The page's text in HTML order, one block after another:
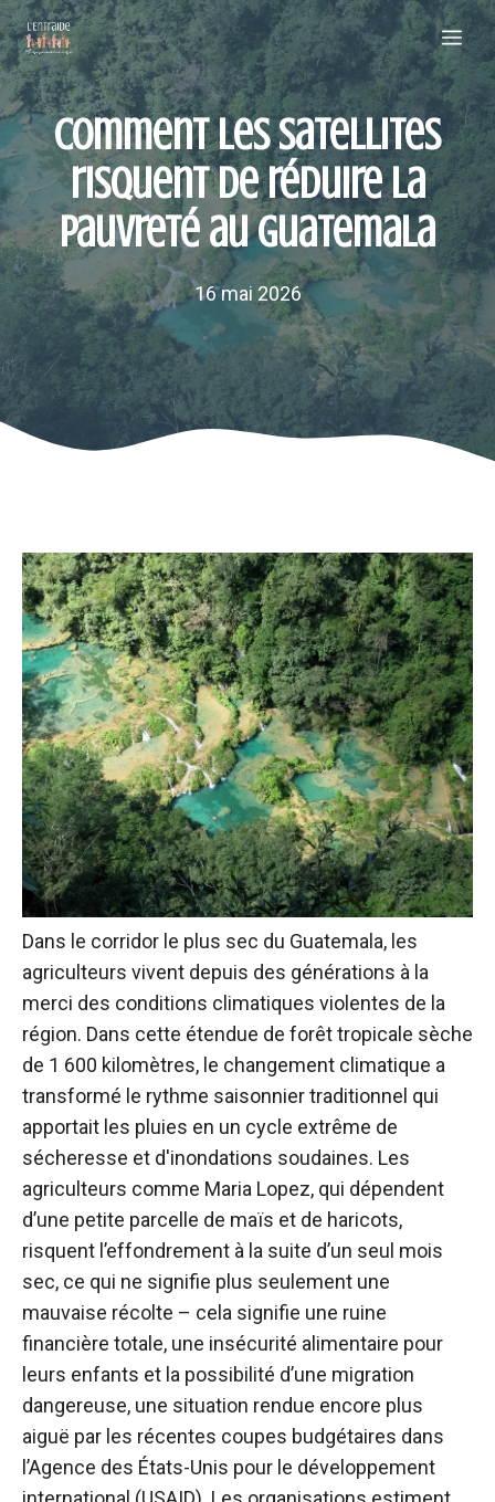
Aller
au
contenu
Comment les satellites
risquent de réduire la
pauvreté au Guatemala
16 mai 2026
Dans le corridor le plus sec du Guatemala, les
agriculteurs vivent depuis des générations à la
merci des conditions climatiques violentes de la
région. Dans cette étendue de forêt tropicale sèche
de 1 600 kilomètres, le changement climatique a
transformé le rythme saisonnier traditionnel qui
apportait les pluies en un cycle extrême de
sécheresse et d'inondations soudaines. Les
agriculteurs comme Maria Lopez, qui dépendent
d’une petite parcelle de maïs et de haricots,
risquent l’effondrement à la suite d’un seul mois
sec, ce qui ne signifie plus seulement une
mauvaise récolte – cela signifie une ruine
financière totale, une insécurité alimentaire pour
leurs enfants et la possibilité d’une migration
dangereuse, une situation rendue encore plus
aiguë par les récentes coupes budgétaires dans
l’Agence des États-Unis pour le développement